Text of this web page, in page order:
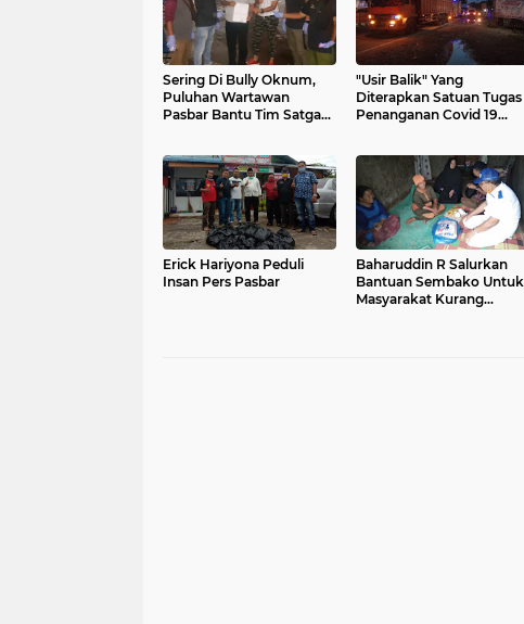
Sering Di Bully Oknum,
Puluhan Wartawan
Pasbar Bantu Tim Satgas
"Usir Balik" Yang
Diterapkan Satuan Tugas
Penanganan Covid 19
Erick Hariyona Peduli
Insan Pers Pasbar
Baharuddin R Salurkan
Bantuan Sembako Untuk
Masyarakat Kurang